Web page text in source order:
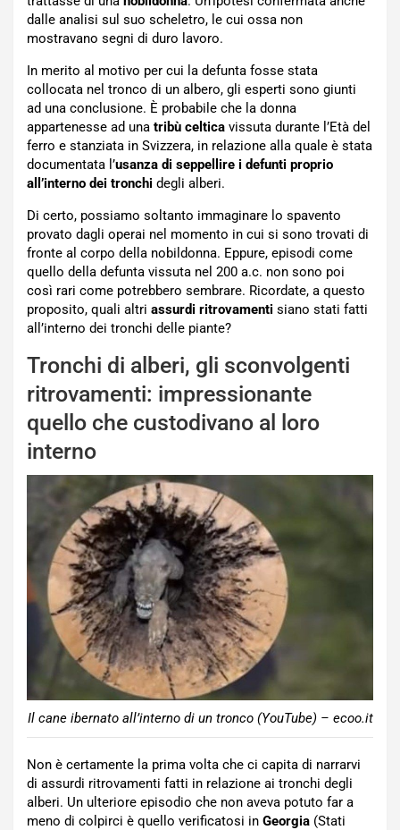
dalle analisi sul suo scheletro, le cui ossa non
mostravano segni di duro lavoro.
In merito al motivo per cui la defunta fosse stata
collocata nel tronco di un albero, gli esperti sono giunti
ad una conclusione. È probabile che la donna
appartenesse ad una tribù celtica vissuta durante l’Età del
ferro e stanziata in Svizzera, in relazione alla quale è stata
documentata l’usanza di seppellire i defunti proprio
all’interno dei tronchi degli alberi.
Di certo, possiamo soltanto immaginare lo spavento
provato dagli operai nel momento in cui si sono trovati di
fronte al corpo della nobildonna. Eppure, episodi come
quello della defunta vissuta nel 200 a.c. non sono poi
così rari come potrebbero sembrare. Ricordate, a questo
proposito, quali altri assurdi ritrovamenti siano stati fatti
all’interno dei tronchi delle piante?
Tronchi di alberi, gli sconvolgenti
ritrovamenti: impressionante
quello che custodivano al loro
interno
Il cane ibernato all’interno di un tronco (YouTube) – ecoo.it
Non è certamente la prima volta che ci capita di narrarvi
di assurdi ritrovamenti fatti in relazione ai tronchi degli
alberi. Un ulteriore episodio che non aveva potuto far a
meno di colpirci è quello verificatosi in Georgia (Stati